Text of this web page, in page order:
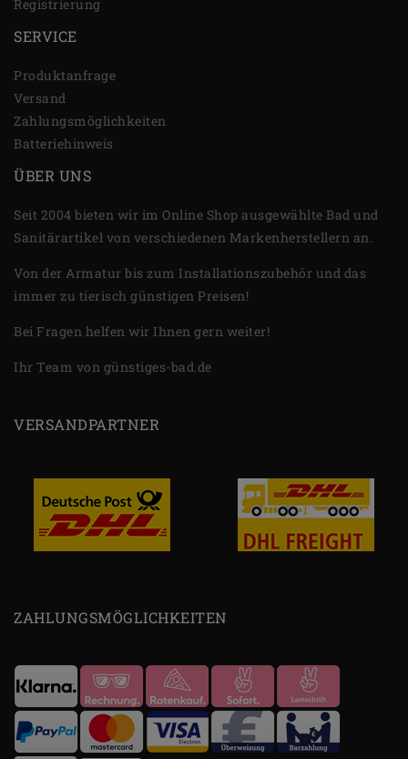
Registrierung
SERVICE
Produktanfrage
Versand
Zahlungsmöglichkeiten
Batteriehinweis
ÜBER UNS
Seit 2004 bieten wir im Online Shop ausgewählte Bad und
Sanitärartikel von verschiedenen Markenherstellern an.
Von der Armatur bis zum Installationszubehör und das
immer zu tierisch günstigen Preisen!
Bei Fragen helfen wir Ihnen gern weiter!
Ihr Team von günstiges-bad.de
VERSANDPARTNER
ZAHLUNGSMÖGLICHKEITEN